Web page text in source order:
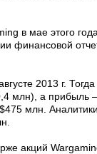
в мае этого
финансовой
2013 г.
млн), а
млн.
акций